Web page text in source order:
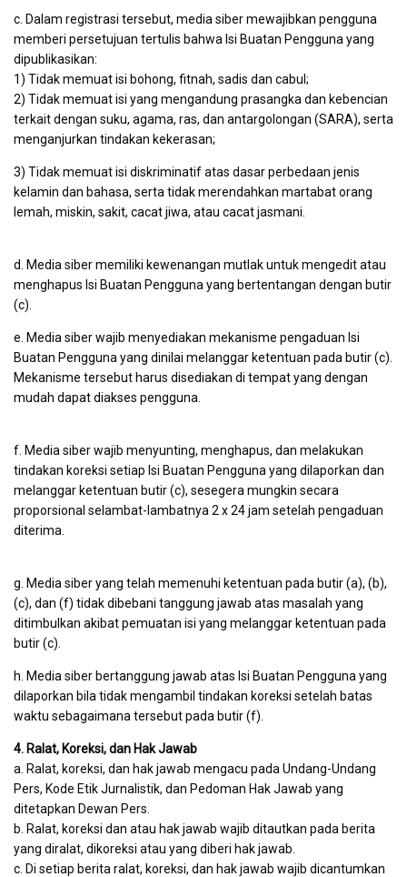
c. Dalam registrasi tersebut, media siber mewajibkan pengguna
memberi persetujuan tertulis bahwa Isi Buatan Pengguna yang
dipublikasikan:
1) Tidak memuat isi bohong, fitnah, sadis dan cabul;
2) Tidak memuat isi yang mengandung prasangka dan kebencian
terkait dengan suku, agama, ras, dan antargolongan (SARA), serta
menganjurkan tindakan kekerasan;
3) Tidak memuat isi diskriminatif atas dasar perbedaan jenis
kelamin dan bahasa, serta tidak merendahkan martabat orang
lemah, miskin, sakit, cacat jiwa, atau cacat jasmani.
d. Media siber memiliki kewenangan mutlak untuk mengedit atau
menghapus Isi Buatan Pengguna yang bertentangan dengan butir
(c).
e. Media siber wajib menyediakan mekanisme pengaduan Isi
Buatan Pengguna yang dinilai melanggar ketentuan pada butir (c).
Mekanisme tersebut harus disediakan di tempat yang dengan
mudah dapat diakses pengguna.
f. Media siber wajib menyunting, menghapus, dan melakukan
tindakan koreksi setiap Isi Buatan Pengguna yang dilaporkan dan
melanggar ketentuan butir (c), sesegera mungkin secara
proporsional selambat-lambatnya 2 x 24 jam setelah pengaduan
diterima.
g. Media siber yang telah memenuhi ketentuan pada butir (a), (b),
(c), dan (f) tidak dibebani tanggung jawab atas masalah yang
ditimbulkan akibat pemuatan isi yang melanggar ketentuan pada
butir (c).
h. Media siber bertanggung jawab atas Isi Buatan Pengguna yang
dilaporkan bila tidak mengambil tindakan koreksi setelah batas
waktu sebagaimana tersebut pada butir (f).
4. Ralat, Koreksi, dan Hak Jawab
a. Ralat, koreksi, dan hak jawab mengacu pada Undang-Undang
Pers, Kode Etik Jurnalistik, dan Pedoman Hak Jawab yang
ditetapkan Dewan Pers.
b. Ralat, koreksi dan atau hak jawab wajib ditautkan pada berita
yang diralat, dikoreksi atau yang diberi hak jawab.
c. Di setiap berita ralat, koreksi, dan hak jawab wajib dicantumkan